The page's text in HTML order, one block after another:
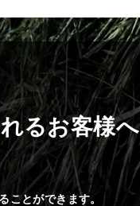
るお客様へ
ことができます。